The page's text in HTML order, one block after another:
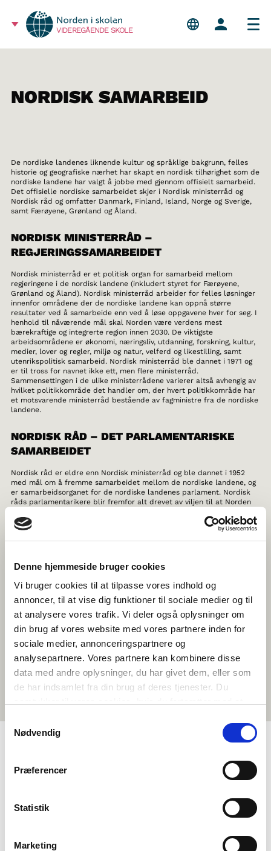
Denne hjemmeside bruger cookies
Vi bruger cookies til at tilpasse vores indhold og
annoncer, til at vise dig funktioner til sociale medier og til
at analysere vores trafik. Vi deler også oplysninger om
din brug af vores website med vores partnere inden for
sociale medier, annonceringspartnere og
analysepartnere. Vores partnere kan kombinere disse
data med andre oplysninger, du har givet dem, eller som
de har indsamlet fra din brug af deres tjenester. Du
Samtykkevalg
Nødvendig
Præferencer
Statistik
Marketing
VIDEREGÅENDE SKOLE
MENY
NORDISK SAMARBEID
De nordiske landenes liknende kultur og språklige bakgrunn, felles
historie og geografiske nærhet har skapt en nordisk tilhørighet som de
nordiske landene har valgt å jobbe med gjennom offisielt samarbeid.
Det offisielle nordiske samarbeidet skjer i Nordisk ministerråd og
Nordisk råd og omfatter Danmark, Finland, Island, Norge og Sverige,
samt Færøyene, Grønland og Åland.
NORDISK MINISTERRÅD –
REGJERINGSSAMARBEIDET
Nordisk ministerråd er et politisk organ for samarbeid mellom
regjeringene i de nordisk landene (inkludert styret for Færøyene,
Grønland og Åland). Nordisk ministerråd arbeider for felles løsninger
innenfor områdene der de nordiske landene kan oppnå større
resultater ved å samarbeide enn ved å løse oppgavene hver for seg. I
henhold til nåværende mål skal Norden være verdens mest
bærekraftige og integrerte region innen 2030. De viktigste
arbeidsområdene er økonomi, næringsliv, utdanning, forskning, kultur,
medier, lover og regler, miljø og natur, velferd og likestilling, samt
utenrikspolitisk samarbeid. Nordisk ministerråd ble dannet i 1971 og
er til tross for navnet ikke ett, men flere ministerråd.
Sammensettingen i de ulike ministerrådene varierer altså avhengig av
hvilket politikkområde det handler om, der hvert politikkområde har
et motsvarende ministerråd bestående av fagministre fra de nordiske
landene.
NORDISK RÅD – DET PARLAMENTARISKE
SAMARBEIDET
Nordisk råd er eldre enn Nordisk ministerråd og ble dannet i 1952
med mål om å fremme samarbeidet mellom de nordiske landene, og
er samarbeidsorganet for de nordiske landenes parlament. Nordisk
råds parlamentarikere blir fremfor alt drevet av viljen til at Norden
primere målet for de forslagene som oppstår i Nordisk råd. Et forslag
som realiseres og som har gitt en stor innvirkning på samfunnet er den
nordiske passunionen som lar nordiske medborgere reise uten pass i
har 20 ledermøter hver, hvorav Danmarks representanter består av to
fra Åland. Island har syv ledermøter. Rådets medlemmer sitter i
landenes parlamenter og utnevnes av parlamentene etter forslag fra
Les mer om Nordisk råd